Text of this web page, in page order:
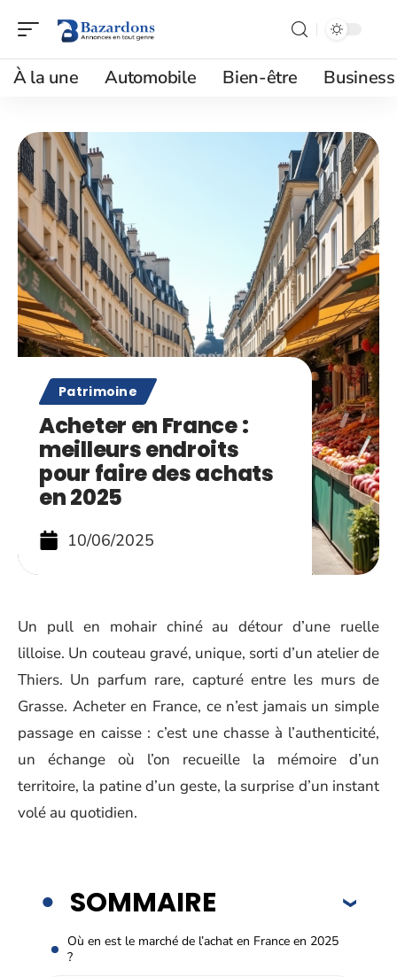
À la une Automobile Bien-être Business
Patrimoine
Acheter en France :
meilleurs endroits
pour faire des achats
en 2025
10/06/2025
Un pull en mohair chiné au détour d’une ruelle
lilloise. Un couteau gravé, unique, sorti d’un atelier de
Thiers. Un parfum rare, capturé entre les murs de
Grasse. Acheter en France, ce n’est jamais un simple
passage en caisse : c’est une chasse à l’authenticité,
un échange où l’on recueille la mémoire d’un
territoire, la patine d’un geste, la surprise d’un instant
volé au quotidien.
SOMMAIRE
Où en est le marché de l’achat en France en 2025
?